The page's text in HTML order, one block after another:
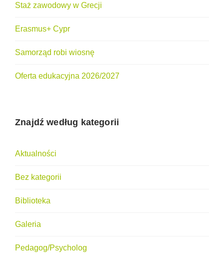
Staż zawodowy w Grecji
Erasmus+ Cypr
Samorząd robi wiosnę
Oferta edukacyjna 2026/2027
Znajdź według kategorii
Aktualności
Bez kategorii
Biblioteka
Galeria
Pedagog/Psycholog